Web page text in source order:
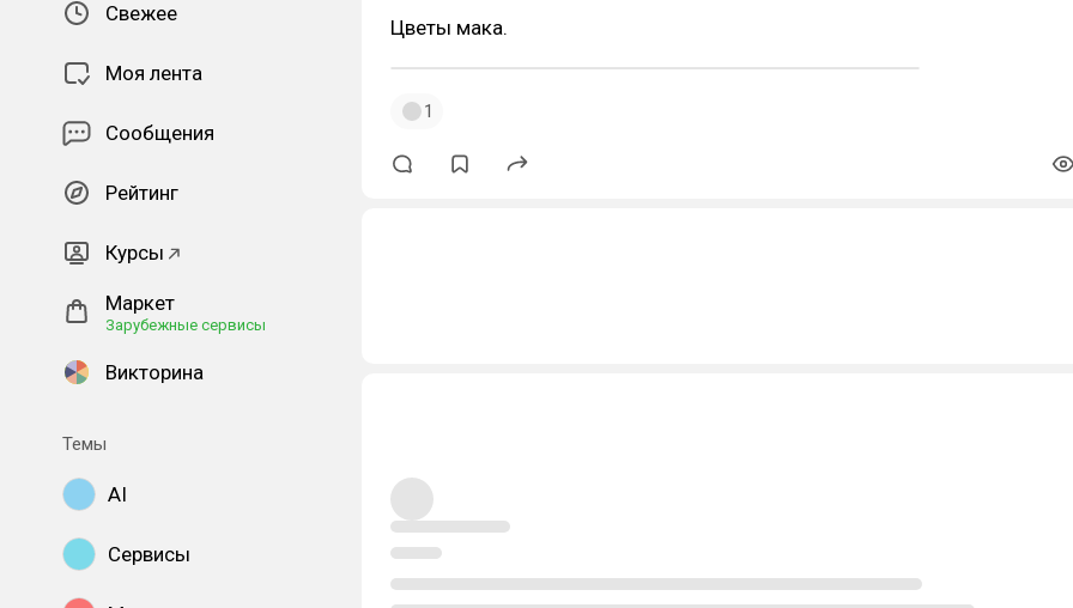
Свежее
Моя лента
Сообщения
Рейтинг
Курсы
Маркет
Зарубежные сервисы
Викторина
Темы
AI
Сервисы
Цветы мака.
1